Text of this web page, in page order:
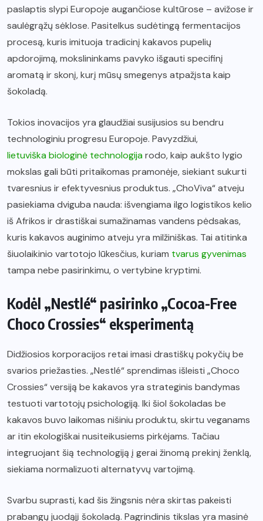
paslaptis slypi Europoje augančiose kultūrose – avižose ir
saulėgrąžų sėklose. Pasitelkus sudėtingą fermentacijos
procesą, kuris imituoja tradicinį kakavos pupelių
apdorojimą, mokslininkams pavyko išgauti specifinį
aromatą ir skonį, kurį mūsų smegenys atpažįsta kaip
šokoladą.
Tokios inovacijos yra glaudžiai susijusios su bendru
technologiniu progresu Europoje. Pavyzdžiui,
lietuviška biologinė technologijarodo, kaip aukšto lygio
mokslas gali būti pritaikomas pramonėje, siekiant sukurti
tvaresnius ir efektyvesnius produktus. „ChoViva“ atveju
pasiekiama dviguba nauda: išvengiama ilgo logistikos kelio
iš Afrikos ir drastiškai sumažinamas vandens pėdsakas,
kuris kakavos auginimo atveju yra milžiniškas. Tai atitinka
šiuolaikinio vartotojo lūkesčius, kuriam tvarus gyvenimas
tampa nebe pasirinkimu, o vertybine kryptimi.
Kodėl „Nestlé“ pasirinko „Cocoa-Free
Choco Crossies“ eksperimentą
Didžiosios korporacijos retai imasi drastiškų pokyčių be
svarios priežasties. „Nestlé“ sprendimas išleisti „Choco
Crossies“ versiją be kakavos yra strateginis bandymas
testuoti vartotojų psichologiją. Iki šiol šokoladas be
kakavos buvo laikomas nišiniu produktu, skirtu veganams
ar itin ekologiškai nusiteikusiems pirkėjams. Tačiau
integruojant šią technologiją į gerai žinomą prekinį ženklą,
siekiama normalizuoti alternatyvų vartojimą.
Svarbu suprasti, kad šis žingsnis nėra skirtas pakeisti
prabangų juodąjį šokoladą. Pagrindinis tikslas yra masinė